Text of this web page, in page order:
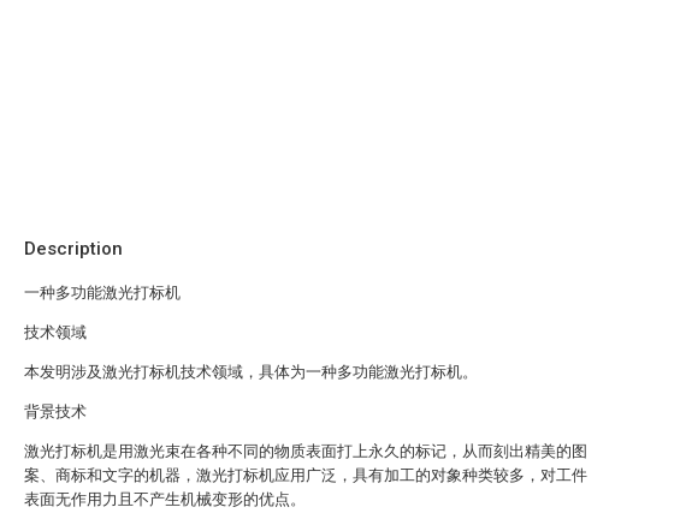
Description
一种多功能激光打标机
技术领域
本发明涉及激光打标机技术领域，具体为一种多功能激光打标机。
背景技术
激光打标机是用激光束在各种不同的物质表面打上永久的标记，从而刻出精美的图
案、商标和文字的机器，激光打标机应用广泛，具有加工的对象种类较多，对工件
表面无作用力且不产生机械变形的优点。